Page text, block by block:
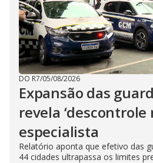
DO R7/05/08/2026
Expansão das
revela ‘descontrole
especialista
Relatório aponta que efetivo das
44 cidades ultrapassa os limites